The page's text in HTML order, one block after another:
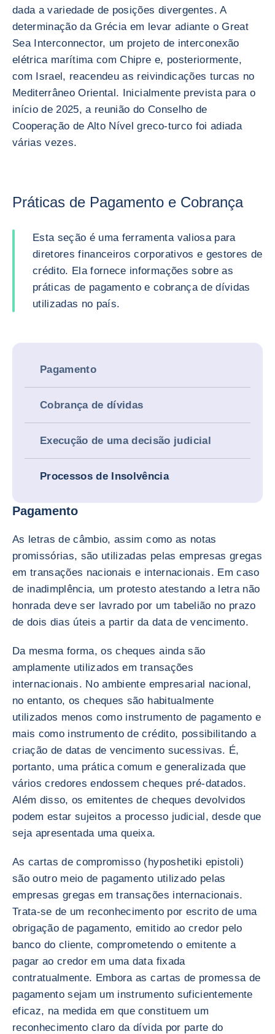
dada a variedade de posições divergentes. A
determinação da Grécia em levar adiante o Great
Sea Interconnector, um projeto de interconexão
elétrica marítima com Chipre e, posteriormente,
com Israel, reacendeu as reivindicações turcas no
Mediterrâneo Oriental. Inicialmente prevista para o
início de 2025, a reunião do Conselho de
Cooperação de Alto Nível greco-turco foi adiada
várias vezes.
Práticas de Pagamento e Cobrança
Esta seção é uma ferramenta valiosa para
diretores financeiros corporativos e gestores de
crédito. Ela fornece informações sobre as
práticas de pagamento e cobrança de dívidas
utilizadas no país.
Pagamento
Cobrança de dívidas
Execução de uma decisão judicial
Processos de Insolvência
Pagamento
As letras de câmbio, assim como as notas
promissórias, são utilizadas pelas empresas gregas
em transações nacionais e internacionais. Em caso
de inadimplência, um protesto atestando a letra não
honrada deve ser lavrado por um tabelião no prazo
de dois dias úteis a partir da data de vencimento.
Da mesma forma, os cheques ainda são
amplamente utilizados em transações
internacionais. No ambiente empresarial nacional,
no entanto, os cheques são habitualmente
utilizados menos como instrumento de pagamento e
mais como instrumento de crédito, possibilitando a
criação de datas de vencimento sucessivas. É,
portanto, uma prática comum e generalizada que
vários credores endossem cheques pré-datados.
Além disso, os emitentes de cheques devolvidos
podem estar sujeitos a processo judicial, desde que
seja apresentada uma queixa.
As cartas de compromisso (hyposhetiki epistoli)
são outro meio de pagamento utilizado pelas
empresas gregas em transações internacionais.
Trata-se de um reconhecimento por escrito de uma
obrigação de pagamento, emitido ao credor pelo
banco do cliente, comprometendo o emitente a
pagar ao credor em uma data fixada
contratualmente. Embora as cartas de promessa de
pagamento sejam um instrumento suficientemente
eficaz, na medida em que constituem um
reconhecimento claro da dívida por parte do